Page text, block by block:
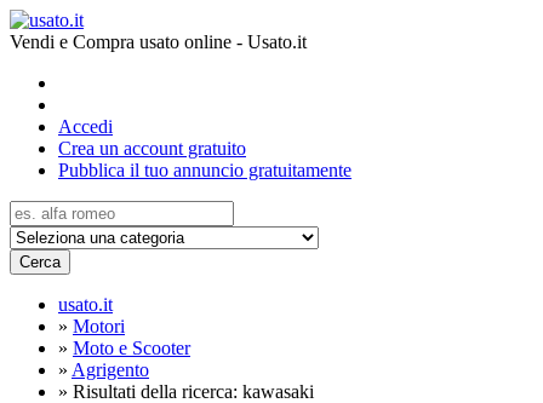
Vendi e Compra usato online - Usato.it
Accedi
Crea un account gratuito
Pubblica il tuo annuncio gratuitamente
Cerca
usato.it
» Motori
» Moto e Scooter
» Agrigento
» Risultati della ricerca: kawasaki